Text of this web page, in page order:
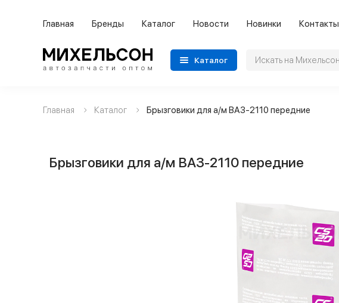
Главная Бренды Каталог Новости Новинки Контакты
Каталог
Применяемость
Категории автозапчастей
Главная Каталог Брызговики для а/м ВАЗ-2110 передние
Брызговики для а/м ВАЗ-2110 передние